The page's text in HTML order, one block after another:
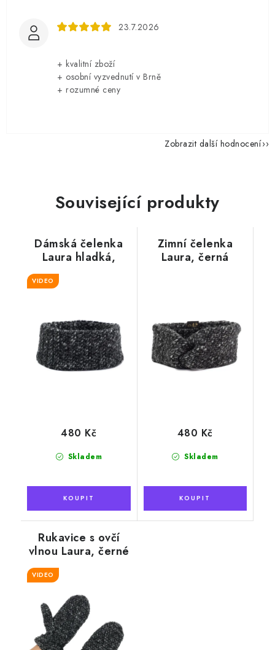
23.7.2026
+ kvalitní zboží
+ osobní vyzvednutí v Brně
+ rozumné ceny
Zobrazit další hodnocení
Související produkty
Dámská čelenka
Laura hladká,
VIDEO
Skladem
480 Kč
Zimní čelenka
Laura, černá
Skladem
480 Kč
Rukavice s ovčí
vlnou Laura, černé
VIDEO